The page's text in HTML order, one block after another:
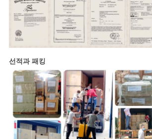
선적과 패킹